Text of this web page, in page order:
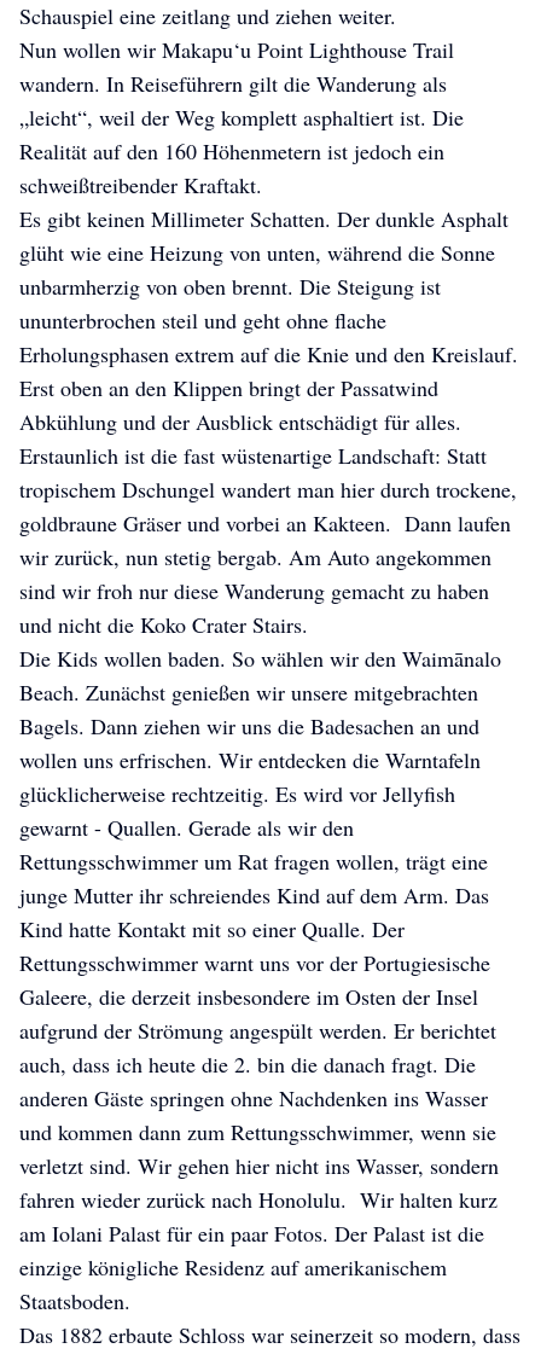
Schauspiel eine zeitlang und ziehen weiter.
Nun wollen wir Makapu‘u Point Lighthouse Trail
wandern. In Reiseführern gilt die Wanderung als
„leicht“, weil der Weg komplett asphaltiert ist. Die
Realität auf den 160 Höhenmetern ist jedoch ein
schweißtreibender Kraftakt.
Es gibt keinen Millimeter Schatten. Der dunkle Asphalt
glüht wie eine Heizung von unten, während die Sonne
unbarmherzig von oben brennt. Die Steigung ist
ununterbrochen steil und geht ohne flache
Erholungsphasen extrem auf die Knie und den Kreislauf.
Erst oben an den Klippen bringt der Passatwind
Abkühlung und der Ausblick entschädigt für alles.
Erstaunlich ist die fast wüstenartige Landschaft: Statt
tropischem Dschungel wandert man hier durch trockene,
goldbraune Gräser und vorbei an Kakteen. Dann laufen
wir zurück, nun stetig bergab. Am Auto angekommen
sind wir froh nur diese Wanderung gemacht zu haben
und nicht die Koko Crater Stairs.
Die Kids wollen baden. So wählen wir den Waimānalo
Beach. Zunächst genießen wir unsere mitgebrachten
Bagels. Dann ziehen wir uns die Badesachen an und
wollen uns erfrischen. Wir entdecken die Warntafeln
glücklicherweise rechtzeitig. Es wird vor Jellyfish
gewarnt - Quallen. Gerade als wir den
Rettungsschwimmer um Rat fragen wollen, trägt eine
junge Mutter ihr schreiendes Kind auf dem Arm. Das
Kind hatte Kontakt mit so einer Qualle. Der
Rettungsschwimmer warnt uns vor der Portugiesische
Galeere, die derzeit insbesondere im Osten der Insel
aufgrund der Strömung angespült werden. Er berichtet
auch, dass ich heute die 2. bin die danach fragt. Die
anderen Gäste springen ohne Nachdenken ins Wasser
und kommen dann zum Rettungsschwimmer, wenn sie
verletzt sind. Wir gehen hier nicht ins Wasser, sondern
fahren wieder zurück nach Honolulu. Wir halten kurz
am Iolani Palast für ein paar Fotos. Der Palast ist die
einzige königliche Residenz auf amerikanischem
Staatsboden.
Das 1882 erbaute Schloss war seinerzeit so modern, dass